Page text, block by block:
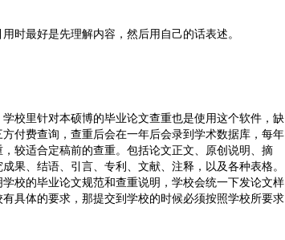
时最好是先理解内容，然后用自己的话表述。
校里针对本硕博的毕业论文查重也是使用这个软件，缺
付费查询，查重后会在一年后会录到学术数据库，每年
较适合定稿前的查重。包括论文正文、原创说明、摘
果、结语、引言、专利、文献、注释，以及各种表格。
校的毕业论文规范和查重说明，学校会统一下发论文样
具体的要求，那提交到学校的时候必须按照学校所要求